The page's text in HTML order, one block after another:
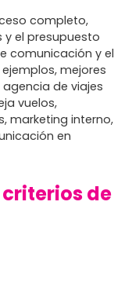
completo,
el presupuesto
comunicación y el
mejores
de viajes
vuelos,
marketing interno,
en
criterios de